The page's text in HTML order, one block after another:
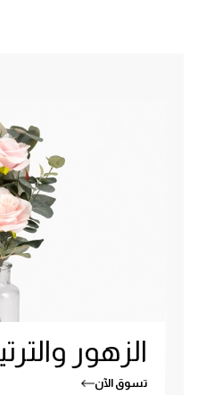
الزهور
تسوق الآن